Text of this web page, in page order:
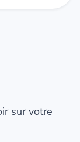
sur votre